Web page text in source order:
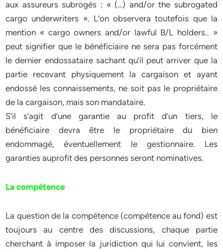
aux assureurs subrogés : « (…) and/or the subrogated
cargo underwriters ». L’on observera toutefois que la
mention « cargo owners and/or lawful B/L holders.. »
peut signifier que le bénéficiaire ne sera pas forcément
le dernier endossataire sachant qu’il peut arriver que la
partie recevant physiquement la cargaison et ayant
endossé les connaissements, ne soit pas le propriétaire
de la cargaison, mais son mandataire.
S’il s’agit d’une garantie au profit d’un tiers, le
bénéficiaire devra être le propriétaire du bien
endommagé, éventuellement le gestionnaire. Les
garanties auprofit des personnes seront nominatives.
La compétence
La question de la compétence (compétence au fond) est
toujours au centre des discussions, chaque partie
cherchant à imposer la juridiction qui lui convient, les